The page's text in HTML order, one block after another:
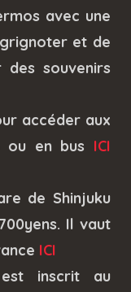
avec une
et de
des souvenirs
accéder aux
ou en bus ICI
de Shinjuku
Il vaut
ICI
inscrit au